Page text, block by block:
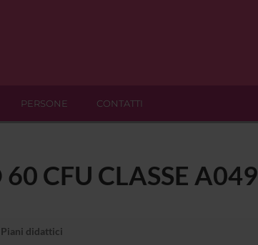
PERSONE CONTATTI
CFU CLASSE A049
Piani didattici